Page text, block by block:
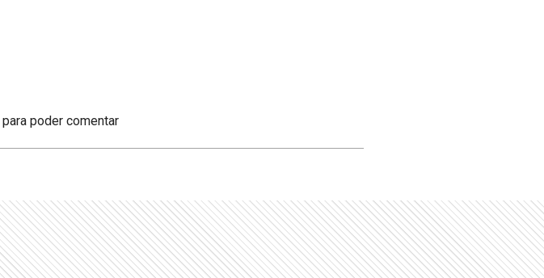
para poder comentar